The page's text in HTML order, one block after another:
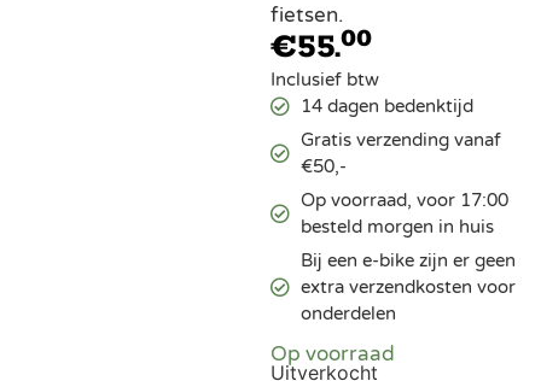
fietsen.
€55.00
Inclusief btw
14 dagen bedenktijd
Gratis verzending vanaf
€50,-
Op voorraad, voor 17:00
besteld morgen in huis
Bij een e-bike zijn er geen
extra verzendkosten voor
onderdelen
Op voorraad
Uitverkocht